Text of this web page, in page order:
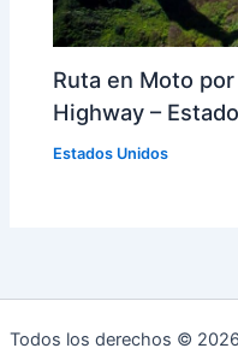
Ruta en Moto
Highway –
Estados Unidos
Todos los derechos ©